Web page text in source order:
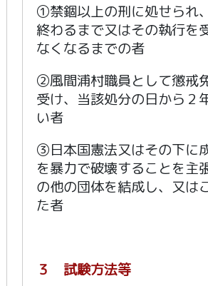
①禁錮以上の刑に処せられ
終わるまで又はその執行を
なくなるまでの者
②風間浦村職員として懲戒
受け、当該処分の日から２
い者
③日本国憲法又はその下に
を暴力で破壊することを主
の他の団体を結成し、又は
た者
３ 試験方法等